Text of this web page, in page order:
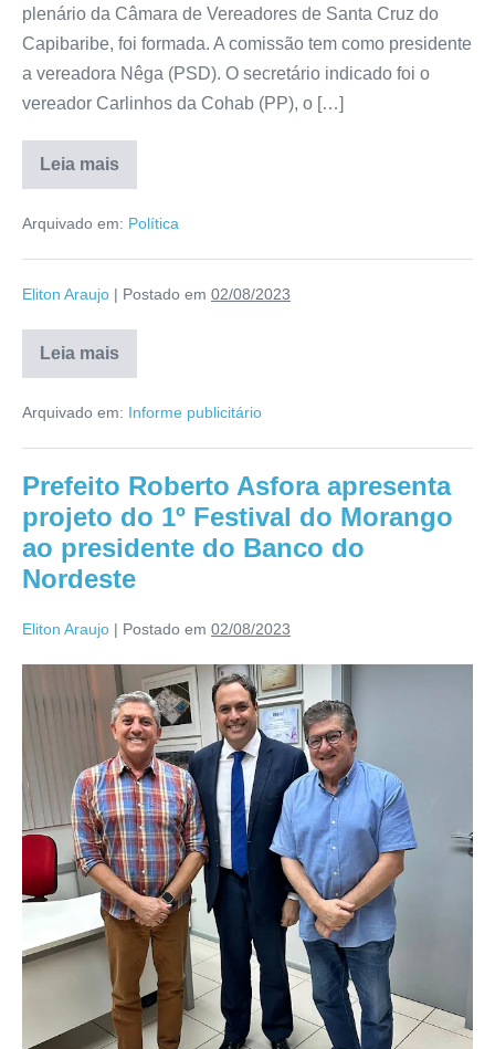
plenário da Câmara de Vereadores de Santa Cruz do
Capibaribe, foi formada. A comissão tem como presidente
a vereadora Nêga (PSD). O secretário indicado foi o
vereador Carlinhos da Cohab (PP), o […]
Leia mais
Arquivado em: Política
Eliton Araujo | Postado em 02/08/2023
Leia mais
Arquivado em: Informe publicitário
Prefeito Roberto Asfora apresenta
projeto do 1º Festival do Morango
ao presidente do Banco do
Nordeste
Eliton Araujo | Postado em 02/08/2023